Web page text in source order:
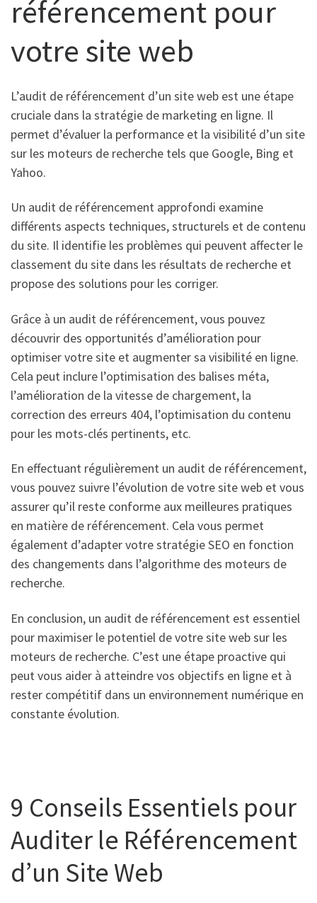
référencement pour
votre site web
L’audit de référencement d’un site web est une étape
cruciale dans la stratégie de marketing en ligne. Il
permet d’évaluer la performance et la visibilité d’un site
sur les moteurs de recherche tels que Google, Bing et
Yahoo.
Un audit de référencement approfondi examine
différents aspects techniques, structurels et de contenu
du site. Il identifie les problèmes qui peuvent affecter le
classement du site dans les résultats de recherche et
propose des solutions pour les corriger.
Grâce à un audit de référencement, vous pouvez
découvrir des opportunités d’amélioration pour
optimiser votre site et augmenter sa visibilité en ligne.
Cela peut inclure l’optimisation des balises méta,
l’amélioration de la vitesse de chargement, la
correction des erreurs 404, l’optimisation du contenu
pour les mots-clés pertinents, etc.
En effectuant régulièrement un audit de référencement,
vous pouvez suivre l’évolution de votre site web et vous
assurer qu’il reste conforme aux meilleures pratiques
en matière de référencement. Cela vous permet
également d’adapter votre stratégie SEO en fonction
des changements dans l’algorithme des moteurs de
recherche.
En conclusion, un audit de référencement est essentiel
pour maximiser le potentiel de votre site web sur les
moteurs de recherche. C’est une étape proactive qui
peut vous aider à atteindre vos objectifs en ligne et à
rester compétitif dans un environnement numérique en
constante évolution.
9 Conseils Essentiels pour
Auditer le Référencement
d’un Site Web